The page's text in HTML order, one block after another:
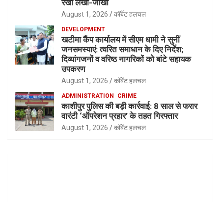
रखा लेखा-जोखा
August 1, 2026 कॉर्बेट हलचल
DEVELOPMENT
खटीमा कैंप कार्यालय में सीएम धामी ने सुनीं
जनसमस्याएं: त्वरित समाधान के दिए निर्देश;
दिव्यांगजनों व वरिष्ठ नागरिकों को बांटे सहायक
उपकरण
August 1, 2026 कॉर्बेट हलचल
ADMINISTRATION CRIME
काशीपुर पुलिस की बड़ी कार्रवाई: 8 साल से फरार
वारंटी ‘ऑपरेशन प्रहार’ के तहत गिरफ्तार
August 1, 2026 कॉर्बेट हलचल